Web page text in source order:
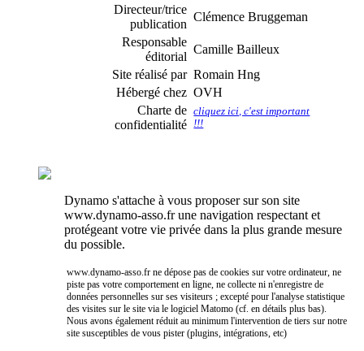
Directeur/trice
publication
Clémence Bruggeman
Responsable
éditorial
Camille Bailleux
Site réalisé par Romain Hng
Hébergé chez OVH
Charte de
confidentialité
cliquez ici, c'est important
!!!
Dynamo s'attache à vous proposer sur son site
www.dynamo-asso.fr une navigation respectant et
protégeant votre vie privée dans la plus grande mesure
du possible.
www.dynamo-asso.fr ne dépose pas de cookies sur votre ordinateur, ne
piste pas votre comportement en ligne, ne collecte ni n'enregistre de
données personnelles sur ses visiteurs ; excepté pour l'analyse statistique
des visites sur le site via le logiciel Matomo (cf. en détails plus bas).
Nous avons également réduit au minimum l'intervention de tiers sur notre
site susceptibles de vous pister (plugins, intégrations, etc)